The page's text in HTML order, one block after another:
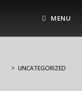
MENU
> UNCATEGORIZED